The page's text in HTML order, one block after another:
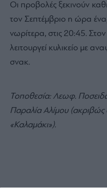
Οι προβολές ξεκινούν
τον Σεπτέμβριο η ώρα
νωρίτερα, στις 20:45.
λειτουργεί κυλικείο με
σνακ.
Τοποθεσία: Λεωφ.
Παραλία Αλίμου
«Καλαμάκι»).